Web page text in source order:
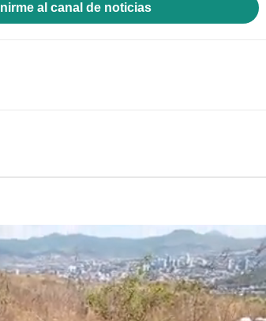
al canal de noticias